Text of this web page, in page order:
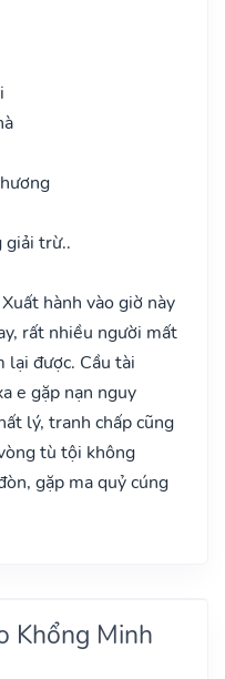
giải trừ..
hành vào giờ này
rất nhiều người mất
lại được. Cầu tài
e gặp nạn nguy
lý, tranh chấp cũng
tù tội không
gặp ma quỷ cúng
Khổng Minh